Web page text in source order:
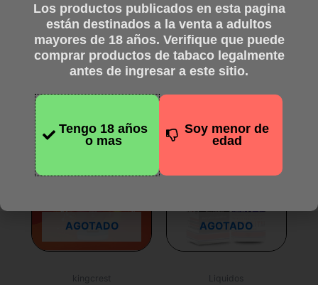
Productos
relacionados
AGOTADO
kingcrest
Este
tiene
Las
opciones
pueden
AGOTADO
Liquidos
Este
tiene
Las
opciones
pueden
Los productos publicados en esta pagina
están destinados a la venta a adultos
mayores de 18 años. Verifique que puede
comprar productos de tabaco legalmente
antes de ingresar a este sitio.
Tengo 18 años
o mas
Soy menor de
edad